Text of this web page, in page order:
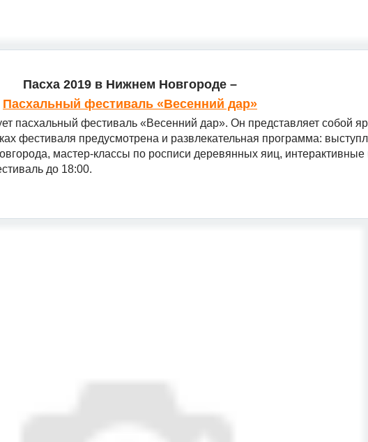
Пасха 2019 в Нижнем Новгороде –
Пасхальный фестиваль «Весенний дар»
пасхальный фестиваль «Весенний дар». Он представляет собой
фестиваля предусмотрена и развлекательная программа:
мастер-классы по росписи деревянных яиц, интерактивные
до 18:00.